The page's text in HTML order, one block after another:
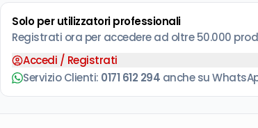
Solo per utilizzatori professionali
Registrati ora per accedere ad oltre 50.000
Accedi / Registrati
Servizio Clienti: 0171 612 294 anche su